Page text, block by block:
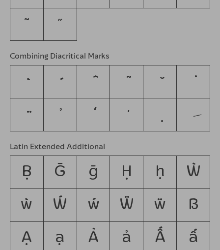
˜ ˝
Combining Diacritical Marks
Latin Extended Additional
Ḅ Ḡ ḡ Ḥ ḥ Ẁ
ẁ Ẃ ẃ Ẅ ẅ ẞ
Ạ ạ Ả ả Ấ ấ